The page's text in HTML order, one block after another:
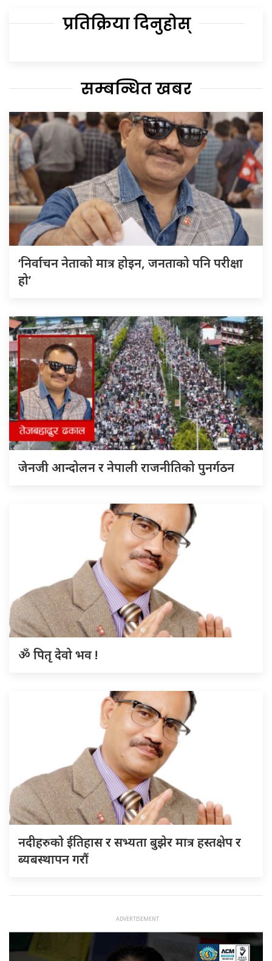
प्रतिक्रिया दिनुहोस्
सम्बन्धित खबर
‘निर्वाचन नेताको मात्र होइन, जनताको पनि परीक्षा
हो’
जेनजी आन्दोलन र नेपाली राजनीतिको पुनर्गठन
ॐ पितृ देवो भव !
नदीहरुकाे ईतिहास र सभ्यता बुझेर मात्र हस्तक्षेप र
ब्यबस्थापन गराैं